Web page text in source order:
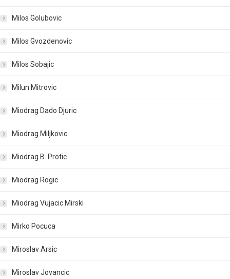
Milos Golubovic
Milos Gvozdenovic
Milos Sobajic
Milun Mitrovic
Miodrag Dado Djuric
Miodrag Miljkovic
Miodrag B. Protic
Miodrag Rogic
Miodrag Vujacic Mirski
Mirko Pocuca
Miroslav Arsic
Miroslav Jovancic